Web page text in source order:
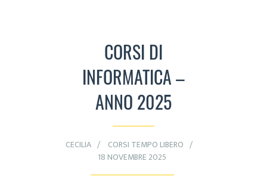
CORSI DI
INFORMATICA –
ANNO 2025
CECILIA
CORSI TEMPO LIBERO
18 NOVEMBRE 2025